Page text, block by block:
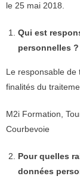
le 25 mai 2018.
Qui est
personnelles ?
Le responsable de
finalités du
M2i Formation,
Courbevoie
Pour quelles
données